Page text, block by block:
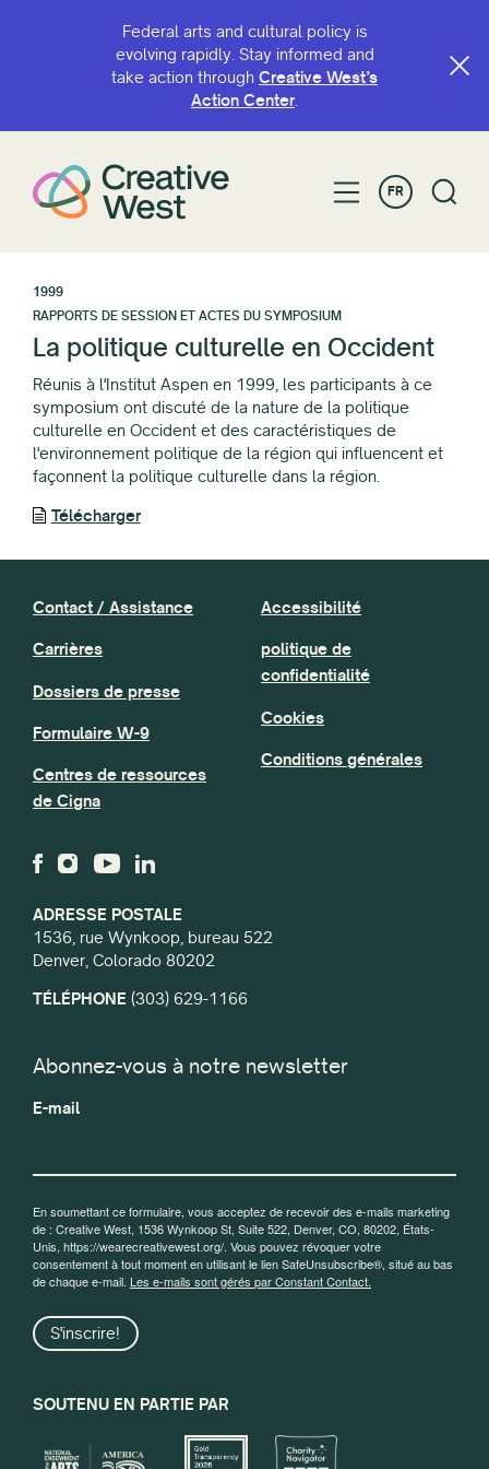
Federal arts and cultural policy is
evolving rapidly. Stay informed and
take action through Creative West’s
Action Center.
FR
1999
RAPPORTS DE SESSION ET ACTES DU SYMPOSIUM
La politique culturelle en Occident
Réunis à l'Institut Aspen en 1999, les participants à ce
symposium ont discuté de la nature de la politique
culturelle en Occident et des caractéristiques de
l'environnement politique de la région qui influencent et
façonnent la politique culturelle dans la région.
Télécharger
ADRESSE POSTALE
1536, rue Wynkoop, bureau 522
Denver, Colorado 80202
TÉLÉPHONE (303) 629-1166
Contact / Assistance
Carrières
Dossiers de presse
Formulaire W-9
Centres de ressources
de Cigna
Accessibilité
politique de
confidentialité
Cookies
Conditions générales
Abonnez-vous à notre newsletter
E-mail
En soumettant ce formulaire, vous acceptez de recevoir des e-mails marketing
de : Creative West, 1536 Wynkoop St, Suite 522, Denver, CO, 80202, États-
Unis, https://wearecreativewest.org/. Vous pouvez révoquer votre
consentement à tout moment en utilisant le lien SafeUnsubscribe®, situé au bas
de chaque e-mail. Les e-mails sont gérés par Constant Contact.
S'inscrire!
SOUTENU EN PARTIE PAR